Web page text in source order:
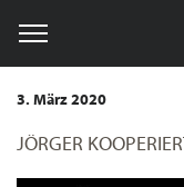
3. März 2020
JÖRGER